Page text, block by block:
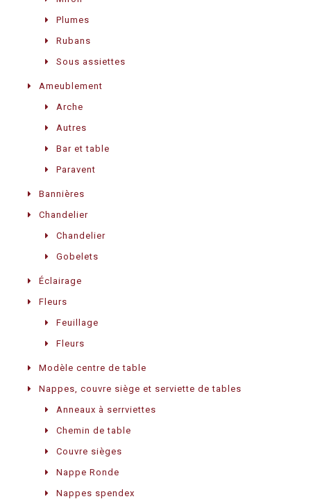
Plumes
Rubans
Sous assiettes
Ameublement
Arche
Autres
Bar et table
Paravent
Bannières
Chandelier
Chandelier
Gobelets
Éclairage
Fleurs
Feuillage
Fleurs
Modèle centre de table
Nappes, couvre siège et serviette de tables
Anneaux à serrviettes
Chemin de table
Couvre sièges
Nappe Ronde
Nappes spendex